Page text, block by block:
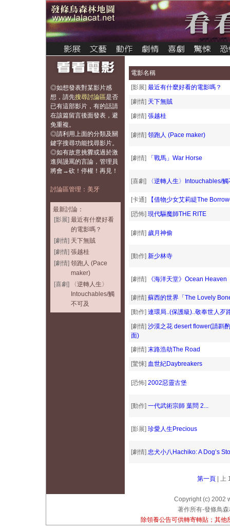
◎如想發表對某影片感
想， 請先搜尋討論區是否
已有這部影片，有的話請
在該篇留言後面發表，避
免重複。
◎請利用上面的分類及關
鍵字搜尋功能找尋影片。
◎如有故意挑釁或過於激
進與謾罵的言論，管理員
將會→砍！停權！再見！
討論區管理：美牙
最新討論：
[影展] 最近有什麼好看
的電影嗎？
[劇情] 天下無賊
[劇情] 張越桂
[劇情] 領跑人 (Pace
maker)
[喜劇]
〈逆轉人生〉
Intouchables/觸
不可及
電影名稱
[影展] 最近有什麼好看的電影嗎？
[劇情] 天下無賊
[劇情] 張越桂
[劇情] 領跑人 (Pace maker)
[劇情] 「戰馬」War Horse
[喜劇] 〈逆轉人生〉Intouchables/
[卡通]
【借物少女艾莉緹The
[恐怖] 現代驅魔師THE RITE
[劇情] 歲月神偷
[動作] 新少林寺
[劇情] 《海洋天堂》Ocean Heaven
[劇情] 蘇西的世界「The Lovely
[動作] 連環局..(保護級)..敬奉世人歹
[劇情] 沙漠之花 desert flower(請斟
面)
[劇情] 末路浩劫The Road
[驚悚] 血世紀Daybreakers
[恐怖] 2002惡靈古堡
[動作] 一代武術宗師 葉問 2...
[影展] 珍愛人生Precious
[劇情] 忠犬小八Hachiko: A Dog’s
第一頁| 上
Copyright (c) 2002
著作所有-發條鳥
除領養公告可供轉寄轉貼；其